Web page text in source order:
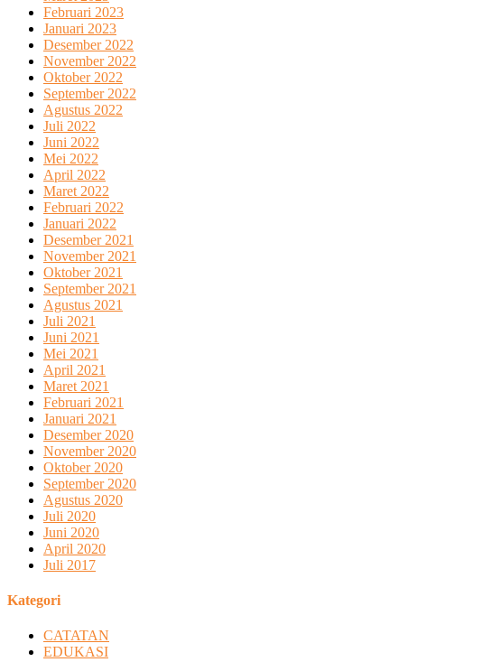
Februari 2023
Januari 2023
Desember 2022
November 2022
Oktober 2022
September 2022
Agustus 2022
Juli 2022
Juni 2022
Mei 2022
April 2022
Maret 2022
Februari 2022
Januari 2022
Desember 2021
November 2021
Oktober 2021
September 2021
Agustus 2021
Juli 2021
Juni 2021
Mei 2021
April 2021
Maret 2021
Februari 2021
Januari 2021
Desember 2020
November 2020
Oktober 2020
September 2020
Agustus 2020
Juli 2020
Juni 2020
April 2020
Juli 2017
Kategori
CATATAN
EDUKASI